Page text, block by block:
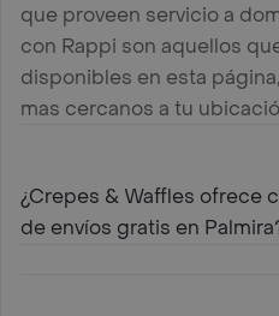
que proveen servicio a
con Rappi son aquellos
disponibles en esta
mas cercanos a tu
¿Crepes & Waffles ofrece
de envíos gratis en